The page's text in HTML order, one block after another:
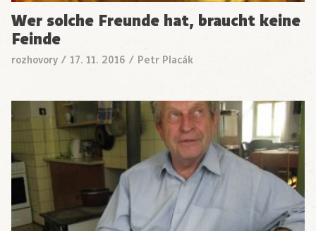
Wer solche Freunde hat, braucht keine
Feinde
rozhovory / 17. 11. 2016 / Petr Placák